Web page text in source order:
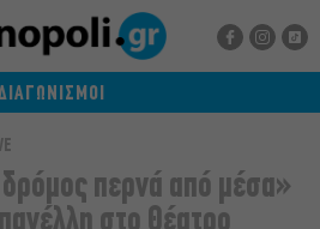
περνά από μέσα»